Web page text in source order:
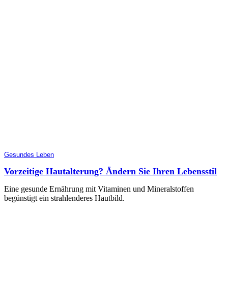
Gesundes Leben
Vorzeitige Hautalterung? Ändern Sie Ihren Lebensstil
Eine gesunde Ernährung mit Vitaminen und Mineralstoffen
begünstigt ein strahlenderes Hautbild.